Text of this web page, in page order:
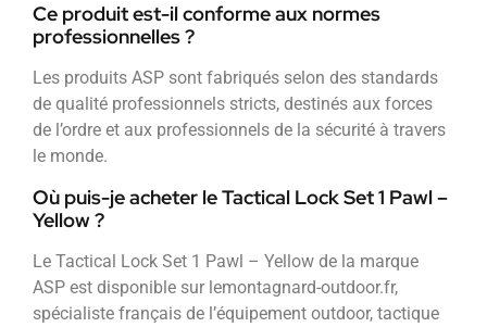
Ce produit est-il conforme aux normes
professionnelles ?
Les produits ASP sont fabriqués selon des standards
de qualité professionnels stricts, destinés aux forces
de l’ordre et aux professionnels de la sécurité à travers
le monde.
Où puis-je acheter le Tactical Lock Set 1 Pawl –
Yellow ?
Le Tactical Lock Set 1 Pawl – Yellow de la marque
ASP est disponible sur lemontagnard-outdoor.fr,
spécialiste français de l’équipement outdoor, tactique